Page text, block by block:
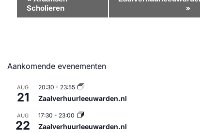
Navigatie
Scholieren
»
Aankomende evenementen
AUG
21
20:30 - 23:55
Zaalverhuurleeuwarden.nl
AUG
22
17:30 - 23:00
Zaalverhuurleeuwarden.nl